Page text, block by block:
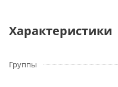
Характеристики
Группы